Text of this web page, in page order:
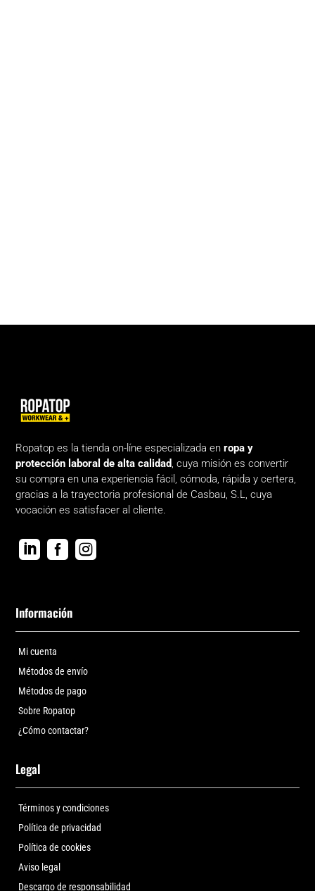
Ropatop es la tienda on-líne especializada enropa y
protección laboral de alta calidad, cuya misión es convertir
su compra en una experiencia fácil, cómoda, rápida y certera,
gracias a la trayectoria profesional de Casbau, S.L, cuya
vocación es satisfacer al cliente.
  
Información
Mi cuenta
Métodos de envío
Métodos de pago
Sobre Ropatop
¿Cómo contactar?
Legal
Términos y condiciones
Política de privacidad
Política de cookies
Aviso legal
Descargo de responsabilidad